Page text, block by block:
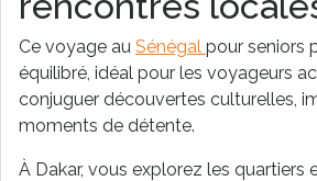
Ce voyage au Sénégal pour seniors
équilibré, idéal pour les voyageurs
conjuguer découvertes culturelles,
moments de détente.
À Dakar, vous explorez les quartiers